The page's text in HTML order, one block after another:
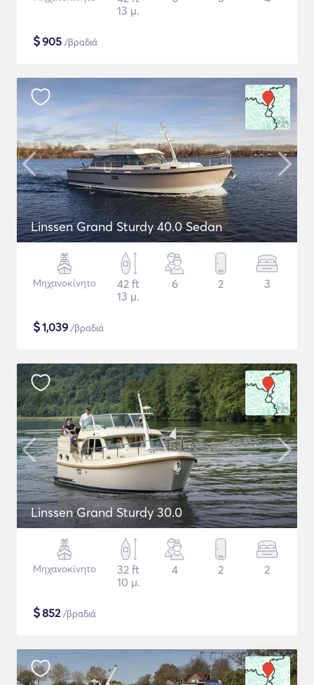
13 μ.
$905 /βραδιά
Linssen Grand Sturdy 40.0 Sedan
Μηχανοκίνητο
42 ft
13 μ.
6 2 3
$1,039 /βραδιά
Linssen Grand Sturdy 30.0
Μηχανοκίνητο
32 ft
10 μ.
4 2 2
$852/βραδιά